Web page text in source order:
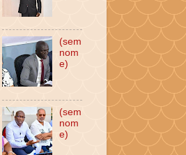
(sem
nom
e)
(sem
nom
e)